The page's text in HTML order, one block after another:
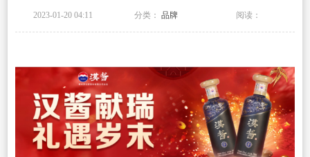
2023-01-20 04:11 分类：品牌 阅读：